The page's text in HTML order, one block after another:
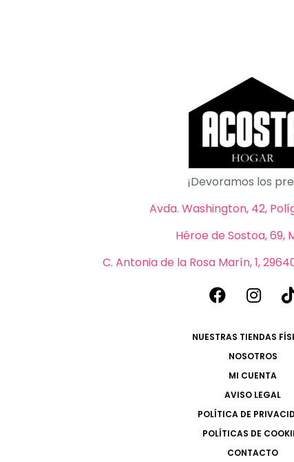
¡Devoramos los
Avda. Washington, 42,
Héroe de Sostoa, 69,
C. Antonia de la Rosa Marín, 1,
NUESTRAS TIENDAS
NOSOTROS
MI CUENTA
AVISO LEGAL
POLÍTICA DE
POLÍTICAS DE
CONTACTO